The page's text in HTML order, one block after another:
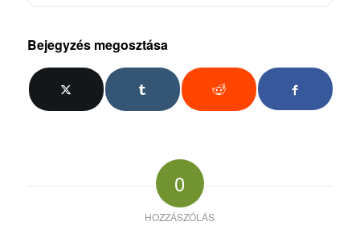
Bejegyzés megosztása
0
HOZZÁSZÓLÁS